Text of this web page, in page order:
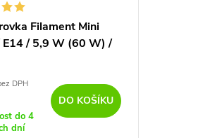
Filament Mini
E14 / 5,9 W (60 W) /
DPH
do 4
dní
DO KOŠÍKU